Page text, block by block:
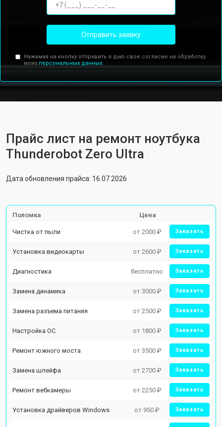
Отправить заявку
Нажимая на кнопку отправить я даю свое согласие на обработку
моих персональных данных.
Прайс лист на ремонт ноутбука
Thunderobot Zero Ultra
Дата обновления прайса: 16.07.2026
Поломка Цена
Чистка от пыли от 2000 ₽ Заказать
Установка видеокарты от 2600 ₽ Заказать
Диагностика бесплатно Заказать
Замена динамика от 3000 ₽ Заказать
Замена разъема питания от 2500 ₽ Заказать
Настройка ОС от 1800 ₽ Заказать
Ремонт южного моста от 3500 ₽ Заказать
Замена шлейфа от 2700 ₽ Заказать
Ремонт вебкамеры от 2250 ₽ Заказать
Установка драйверов Windows от 950 ₽ Заказать